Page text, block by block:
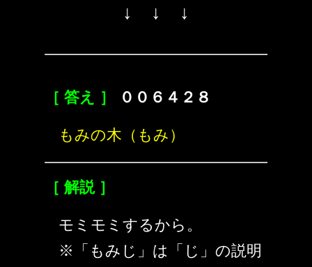
↓ ↓ ↓
［ 答え ］ ００６４２８
もみの木（もみ）
［ 解説 ］
モミモミするから。
※「もみじ」は「じ」の説明